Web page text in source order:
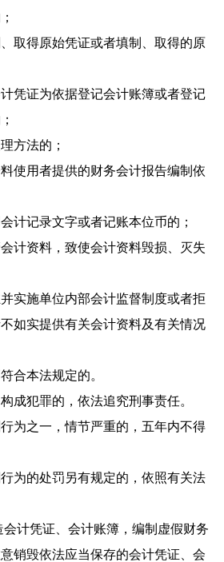
取得原始凭证或者填制、取得的原
凭证为依据登记会计账簿或者登记
方法的；
使用者提供的财务会计报告编制依
计记录文字或者记账本位币的；
计资料，致使会计资料毁损、灭失
实施单位内部会计监督制度或者拒
如实提供有关会计资料及有关情况
合本法规定的。
成犯罪的，依法追究刑事责任。
为之一，情节严重的，五年内不得
为的处罚另有规定的，依照有关法
计凭证、会计账簿，编制虚假财务
销毁依法应当保存的会计凭证、会